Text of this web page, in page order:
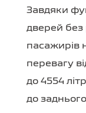
Завдяки
дверей без
пасажирів
перевагу
до 4554
до